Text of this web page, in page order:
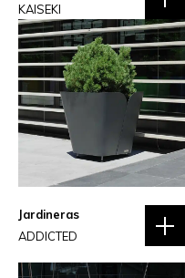
KAISEKI
Jardineras
ADDICTED